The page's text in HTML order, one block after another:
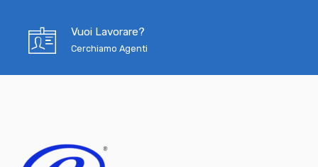
Vuoi Lavorare?
Cerchiamo Agenti